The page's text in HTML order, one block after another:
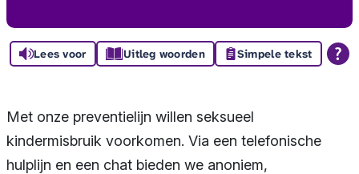
Lees voor Uitleg woorden Simpele tekst
Met onze preventielijn willen seksueel
kindermisbruik voorkomen. Via een telefonische
hulplijn en een chat bieden we anoniem,